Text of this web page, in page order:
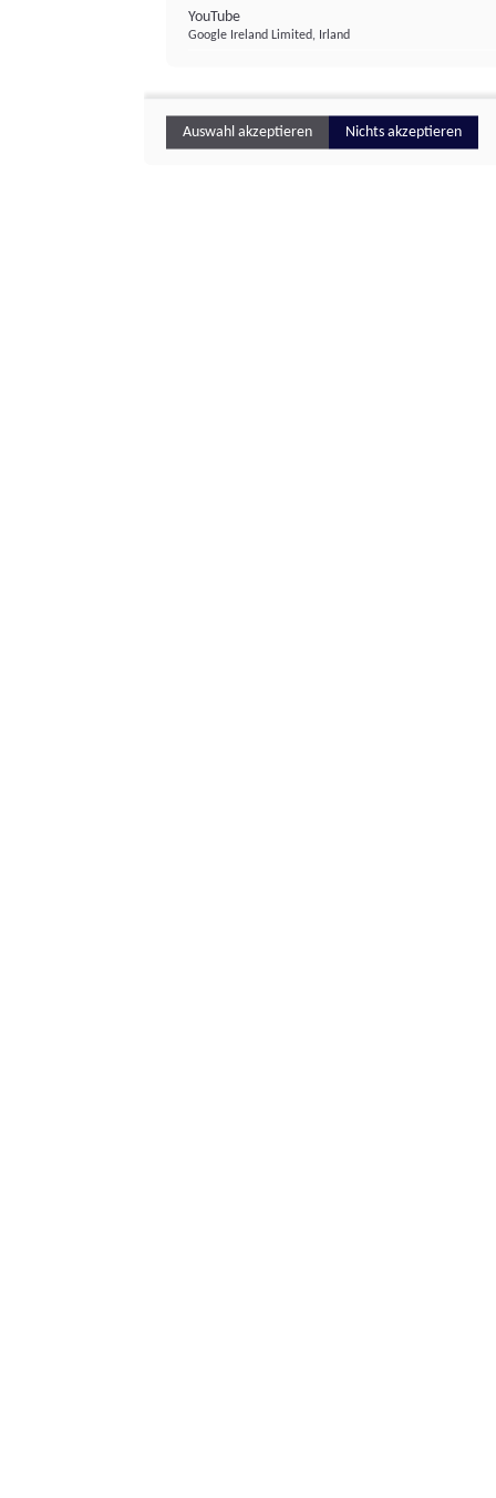
YouTube
Google Ireland Limited, Irland
Auswahl akzeptieren Nichts akzeptieren